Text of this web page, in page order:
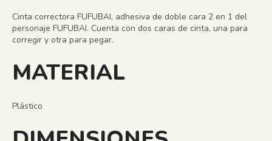
Cinta correctora FUFUBAI, adhesiva de doble cara 2 en 1 del
personaje FUFUBAI. Cuenta con dos caras de cinta, una para
corregir y otra para pegar.
MATERIAL
Plástico